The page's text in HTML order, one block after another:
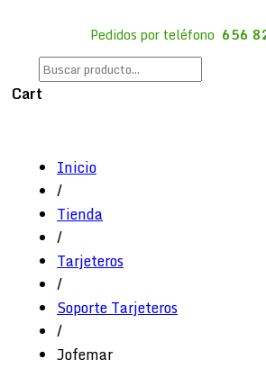
Pedidos por teléfono 656
Cart
Inicio
/
Tienda
/
Tarjeteros
/
Soporte Tarjeteros
/
Jofemar